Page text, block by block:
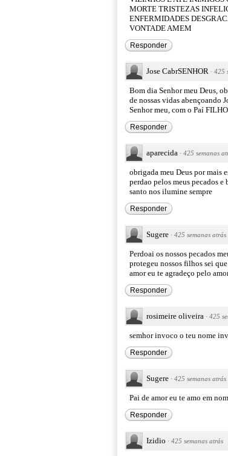
MORTE TRISTEZAS
ENFERMIDADES
VONTADE AMEM
Responder
Jose CabrSENHOR · 425
Bom dia Senhor meu Deus,
de nossas vidas abençoando
Senhor meu, com o Paí
Responder
aparecida · 425 semanas
obrigada meu Deus por mais
perdao pelos meus pecados
santo nos ilumine sempre
Responder
Sugere · 425 semanas atrás
Perdoai os nossos pecados
protegeu nossos filhos sei
amor eu te agradeço pelo
Responder
rosimeire oliveira · 425
semhor invoco o teu nome
Responder
Sugere · 425 semanas atrás
Pai de amor eu te amo em
Responder
Izidio · 425 semanas atrás